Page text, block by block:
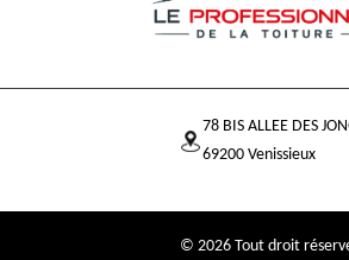
78 BIS ALLEE DES
69200 Venissieux
© 2026 Tout droit